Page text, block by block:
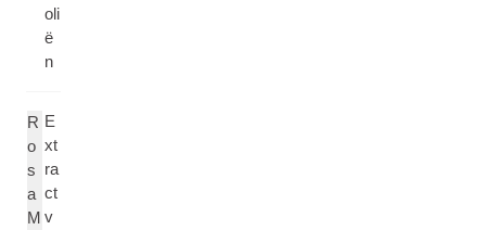
oli
ë
n
R
o
s
a
M
E
xt
ra
ct
v